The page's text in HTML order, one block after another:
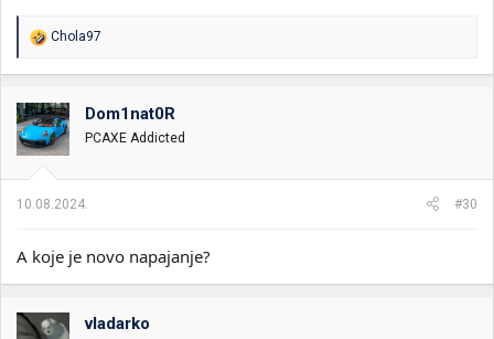
R
o
v
a
n
:
Chola97
Dom1nat0R
PCAXE Addicted
10.08.2024. #30
A koje je novo napajanje?
vladarko